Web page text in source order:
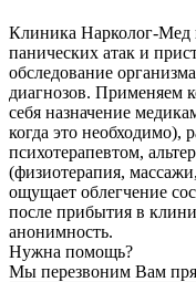
Клиника Нарколог-Мед
панических атак и
обследование
диагнозов. Применяем
себя назначение
когда это необходимо),
психотерапевтом,
(физиотерапия,
ощущает облегчение
после прибытия в
анонимность.
Нужна помощь?
Мы перезвоним Вам